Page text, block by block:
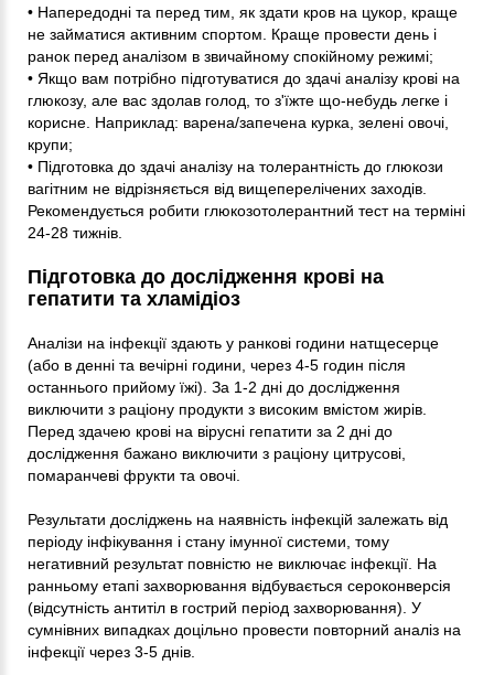
• Напередодні та перед тим, як здати кров на цукор, краще
не займатися активним спортом. Краще провести день і
ранок перед аналізом в звичайному спокійному режимі;
• Якщо вам потрібно підготуватися до здачі аналізу крові на
глюкозу, але вас здолав голод, то з'їжте що-небудь легке і
корисне. Наприклад: варена/запечена курка, зелені овочі,
крупи;
• Підготовка до здачі аналізу на толерантність до глюкози
вагітним не відрізняється від вищеперелічених заходів.
Рекомендується робити глюкозотолерантний тест на терміні
24-28 тижнів.
Підготовка до дослідження крові на
гепатити та хламідіоз
Аналізи на інфекції здають у ранкові години натщесерце
(або в денні та вечірні години, через 4-5 годин після
останнього прийому їжі). За 1-2 дні до дослідження
виключити з раціону продукти з високим вмістом жирів.
Перед здачею крові на вірусні гепатити за 2 дні до
дослідження бажано виключити з раціону цитрусові,
помаранчеві фрукти та овочі.
Результати досліджень на наявність інфекцій залежать від
періоду інфікування і стану імунної системи, тому
негативний результат повністю не виключає інфекції. На
ранньому етапі захворювання відбувається сероконверсія
(відсутність антитіл в гострий період захворювання). У
сумнівних випадках доцільно провести повторний аналіз на
інфекції через 3-5 днів.